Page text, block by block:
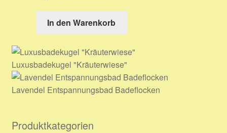
In den Warenkorb
Luxusbadekugel "Kräuterwiese"
Lavendel Entspannungsbad Badeflocken
Produktkategorien